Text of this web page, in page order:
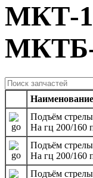
МКТ-
МКТБ-
Подъём стрелы
На гц 200/160
Подъём стрелы
На гц 200/160
Подъём стрелы